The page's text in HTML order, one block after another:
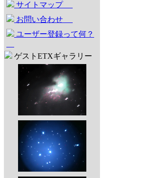
サイトマップ
お問い合わせ
ユーザー登録って何？
ゲストETXギャラリー